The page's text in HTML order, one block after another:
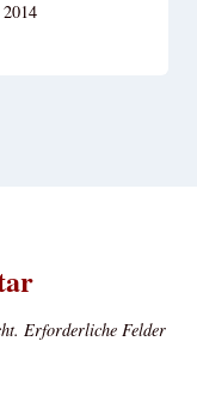
Erforderliche Felder